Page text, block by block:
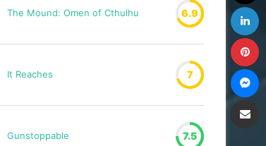
The Mound: Omen of Cthulhu 6.9
It Reaches 7
Gunstoppable 7.5